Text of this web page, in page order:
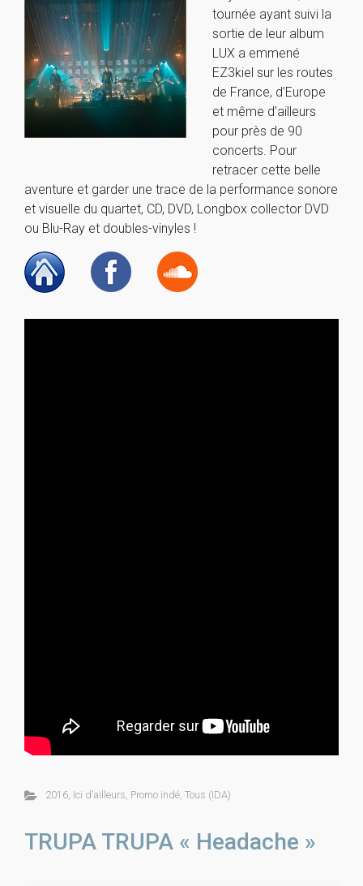
tournée ayant suivi la
sortie de leur album
LUX a emmené
EZ3kiel sur les routes
de France, d’Europe
et même d’ailleurs
pour près de 90
concerts. Pour
retracer cette belle
aventure et garder une trace de la performance sonore
et visuelle du quartet, CD, DVD, Longbox collector DVD
ou Blu-Ray et doubles-vinyles !
2016, Ici d'ailleurs, Promo indé, Tous (IDA)
TRUPA TRUPA « Headache »